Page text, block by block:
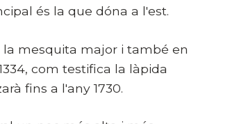
és la que dóna a l'est.
la mesquita major i també en
com testifica la làpida
fins a l'any 1730.